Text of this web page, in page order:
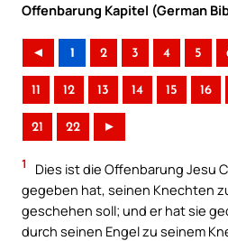
Offenbarung Kapitel (German
◄ 1 2 3 4 5
11 12 13 14 15 16
21 22 ►
1
Dies ist die Offenbarung Jesu
gegeben hat, seinen Knechten
geschehen soll; und er hat sie
durch seinen Engel zu seinem